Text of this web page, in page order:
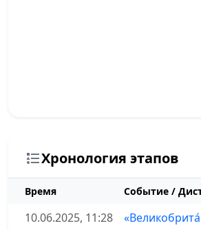
Хронология этапов
Время Событие /
10.06.2025, 11:28